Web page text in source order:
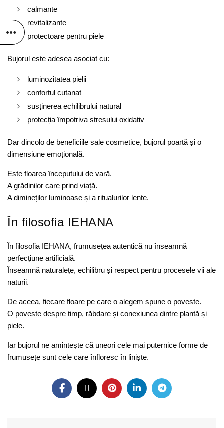
calmante
revitalizante
protectoare pentru piele
Bujorul este adesea asociat cu:
luminozitatea pielii
confortul cutanat
susținerea echilibrului natural
protecția împotriva stresului oxidativ
Dar dincolo de beneficiile sale cosmetice, bujorul poartă și o
dimensiune emoțională.
Este floarea începutului de vară.
A grădinilor care prind viață.
A dimineților luminoase și a ritualurilor lente.
În filosofia IEHANA
În filosofia IEHANA, frumusețea autentică nu înseamnă
perfecțiune artificială.
Înseamnă naturalețe, echilibru și respect pentru procesele vii ale
naturii.
De aceea, fiecare floare pe care o alegem spune o poveste.
O poveste despre timp, răbdare și conexiunea dintre plantă și
piele.
Iar bujorul ne amintește că uneori cele mai puternice forme de
frumusețe sunt cele care înfloresc în liniște.